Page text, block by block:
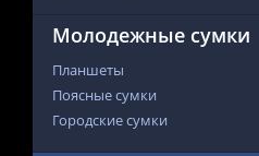
Молодежные сумки
Планшеты
Поясные сумки
Городские сумки